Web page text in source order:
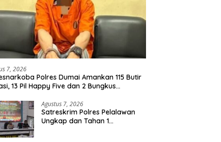
7, 2026
Polres Dumai Amankan 115 Butir
13 Pil Happy Five dan 2 Bungkus
Agustus 7, 2026
Satreskrim Polres Pelalawan
Ungkap dan Tahan 1